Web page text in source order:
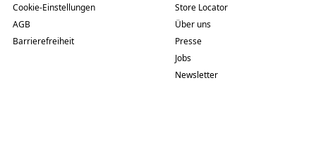
Cookie-Einstellungen
AGB
Barrierefreiheit
Store Locator
Über uns
Presse
Jobs
Newsletter